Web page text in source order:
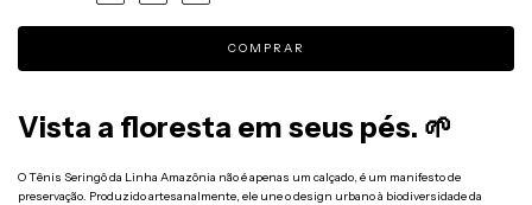
Vista a floresta em seus pés. 🌱
O Tênis Seringô da Linha Amazônia não é apenas um calçado, é um manifesto de
preservação. Produzido artesanalmente, ele une o design urbano à biodiversidade da